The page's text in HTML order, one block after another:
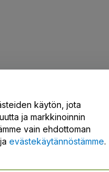
käytön, jota
ja markkinoinnin
vain ehdottoman
evästekäytännöstämme.